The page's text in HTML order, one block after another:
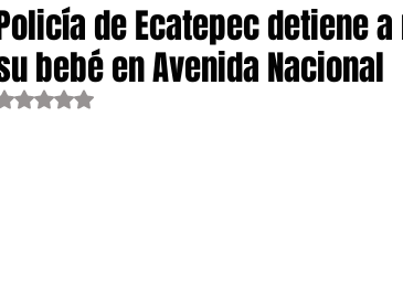
de Ecatepec detiene
bebé en Avenida Nacional
Obtuvo NaN de 5 estrellas.